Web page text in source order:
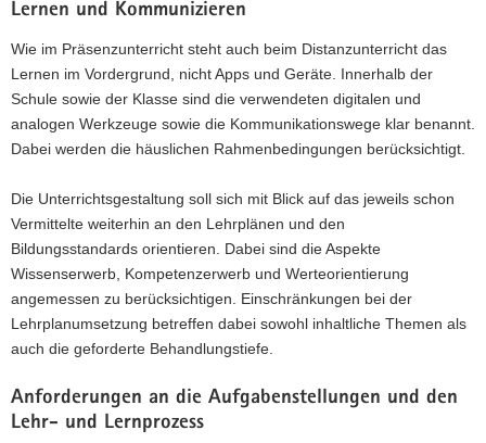
Lernen und Kommunizieren
Wie im Präsenzunterricht steht auch beim Distanzunterricht das
Lernen im Vordergrund, nicht Apps und Geräte. Innerhalb der
Schule sowie der Klasse sind die verwendeten digitalen und
analogen Werkzeuge sowie die Kommunikationswege klar benannt.
Dabei werden die häuslichen Rahmenbedingungen berücksichtigt.
Die Unterrichtsgestaltung soll sich mit Blick auf das jeweils schon
Vermittelte weiterhin an den Lehrplänen und den
Bildungsstandards orientieren. Dabei sind die Aspekte
Wissenserwerb, Kompetenzerwerb und Werteorientierung
angemessen zu berücksichtigen. Einschränkungen bei der
Lehrplanumsetzung betreffen dabei sowohl inhaltliche Themen als
auch die geforderte Behandlungstiefe.
Anforderungen an die Aufgabenstellungen und den
Lehr- und Lernprozess